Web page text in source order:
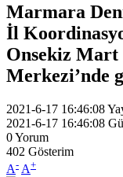
Marmara
İl
Onsekiz
Merkezi’nde
2021-6-17 16:46:08
2021-6-17 16:46:08
0Yorum
402 Gösterim
A- A+